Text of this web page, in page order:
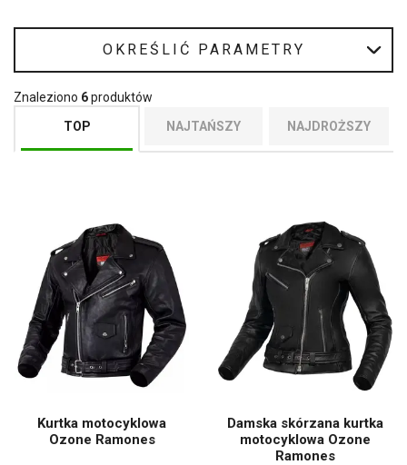
OKREŚLIĆ PARAMETRY
Znaleziono 6produktów
TOP
NAJTAŃSZY NAJDROŻSZY
Kurtka motocyklowa
Ozone Ramones
Damska skórzana kurtka
motocyklowa Ozone
Ramones